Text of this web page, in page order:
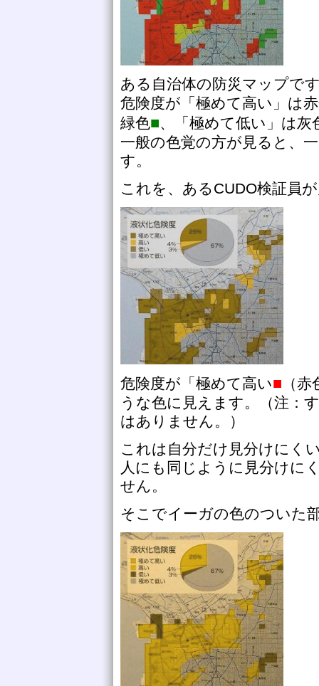
ある自治体の防災マップで
危険度が「極めて高い」は
緑色■、「極めて低い」は灰
一般の色覚の方が見ると、
す。
これを、あるCUDO検証員
危険度が「極めて高い■ （
うな色に見えます。（注：
はありません。）
これは自分だけ見分けにく
人にも同じように見分けに
せん。
そこでイーガの色のついた